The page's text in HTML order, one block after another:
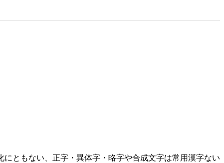
ともない、正字・異体字・略字や合成文字は常用漢字ない